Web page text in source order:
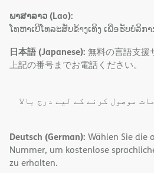
ພາສາລາວ (Lao):
ໂທຫາເບີໂທລະສັບຂ້າງເທິງ ເພື່ອຮັບບໍລິ
日本語 (Japanese): 無料の言語支援
上記の番号までお電話ください。
موصول کرنے کے لیے درج بالا
Deutsch (German): Wählen Sie die
Nummer, um kostenlose
zu erhalten.